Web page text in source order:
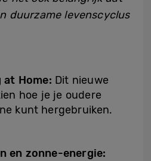
duurzame levenscyclus
at Home: Dit nieuwe
hoe je je oudere
kunt hergebruiken.
en zonne-energie: